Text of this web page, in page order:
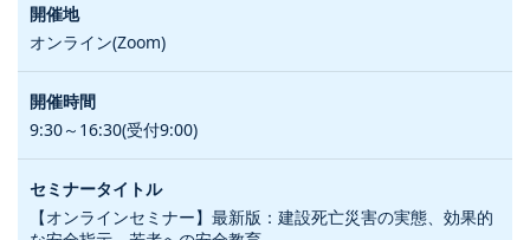
オンライン(Zoom)
9:30～16:30(受付9:00)
【オンラインセミナー】最新版：建設死亡災害の実態、効果的